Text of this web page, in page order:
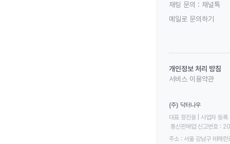
채팅 문의 : 채널톡
메일로 문의하기
개인정보 처리 방침
서비스 이용약관
(주) 닥터나우
대표 정진웅 | 사업자
통신판매업 신고번호
주소 : 서울 강남구 테헤